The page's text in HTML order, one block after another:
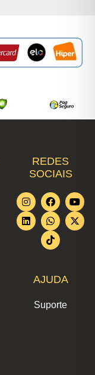
REDES
SOCIAIS
I
n
s
t
F
a
c
e
b
o
Y
o
u
t
L
i
n
k
W
h
a
t
s
a
X
-
t
w
T
i
k
t
o
k
AJUDA
Suporte